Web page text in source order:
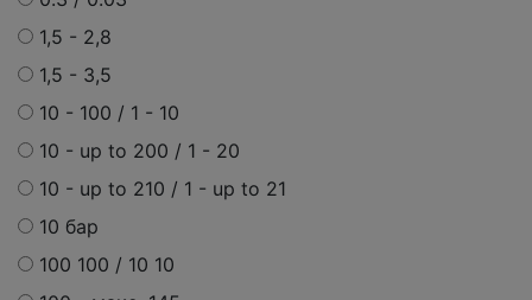
1,5 - 2,8
1,5 - 3,5
10 - 100 / 1 - 10
10 - up to 200 / 1 - 20
10 - up to 210 / 1 - up to 21
10 бар
100 100 / 10 10